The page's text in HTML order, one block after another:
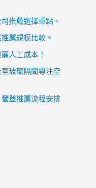
推薦選擇重點。
薦規模比較。
人工成本！
玻璃隔間專注空
登推薦流程安排